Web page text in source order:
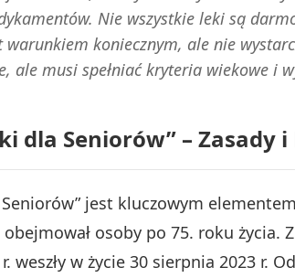
Nie wszystkie leki są
koniecznym, ale nie
ale musi spełniać kryteria wiekowe i
dla Seniorów” – Zasady
jest kluczowym
osoby po 75. roku życia.
weszły w życie 30 sierpnia 2023 r.